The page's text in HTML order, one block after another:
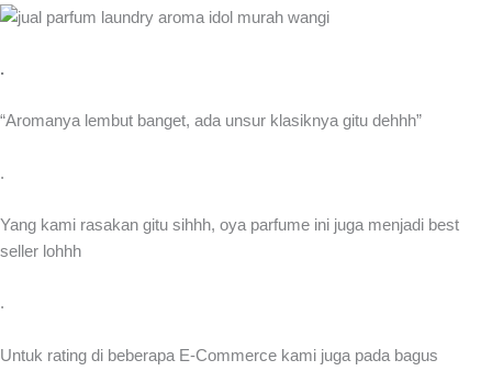
.
“Aromanya lembut banget, ada unsur klasiknya gitu dehhh”
.
Yang kami rasakan gitu sihhh, oya parfume ini juga menjadi best
seller lohhh
.
Untuk rating di beberapa E-Commerce kami juga pada bagus